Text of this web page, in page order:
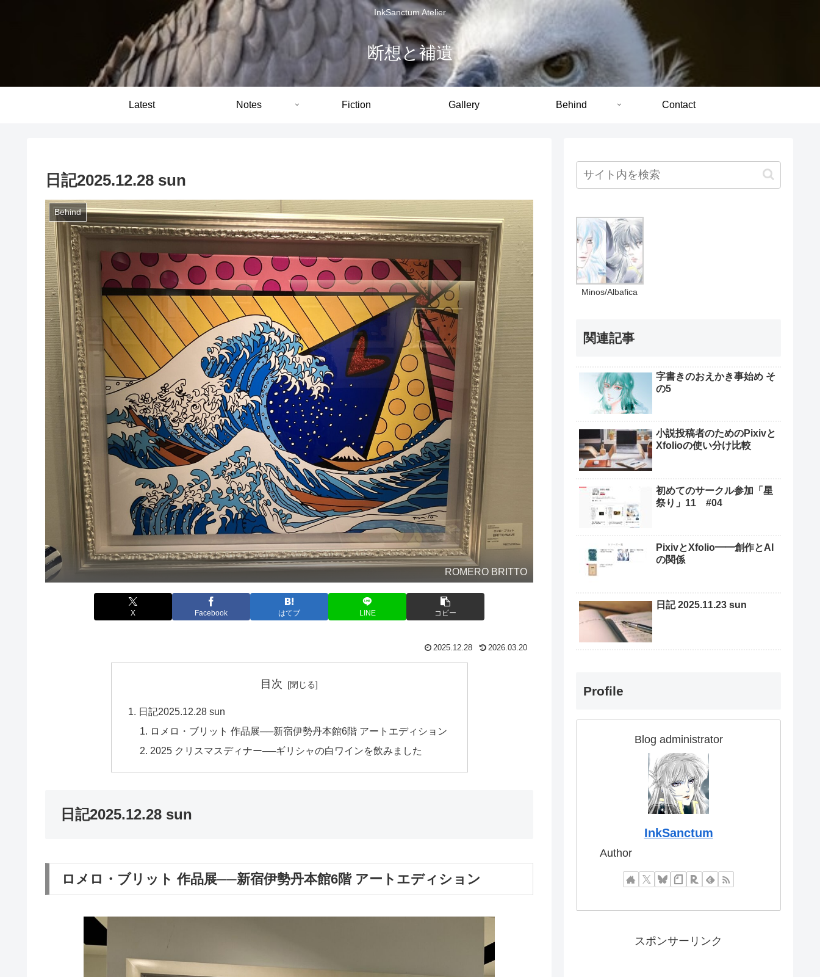
InkSanctum Atelier
断想と補遺
Latest Notes Fiction Gallery Behind Contact
日記2025.12.28 sun
Behind
ROMERO BRITTO
X Facebook はてブ LINE コピー
2025.12.28 2026.03.20
目次
日記2025.12.28 sun
ロメロ・ブリット 作品展──新宿伊勢丹本館6階 アートエディション
2025 クリスマスディナー──ギリシャの白ワインを飲みました
日記2025.12.28 sun
ロメロ・ブリット 作品展──新宿伊勢丹本館6階 アートエディション
Minos/Albafica
関連記事
字書きのおえかき事始め そ
の5
小説投稿者のためのPixivと
Xfolioの使い分け比較
初めてのサークル参加「星
祭り」11 #04
PixivとXfolio━━創作とAI
の関係
日記 2025.11.23 sun
Profile
Blog administrator
InkSanctum
Author
スポンサーリンク